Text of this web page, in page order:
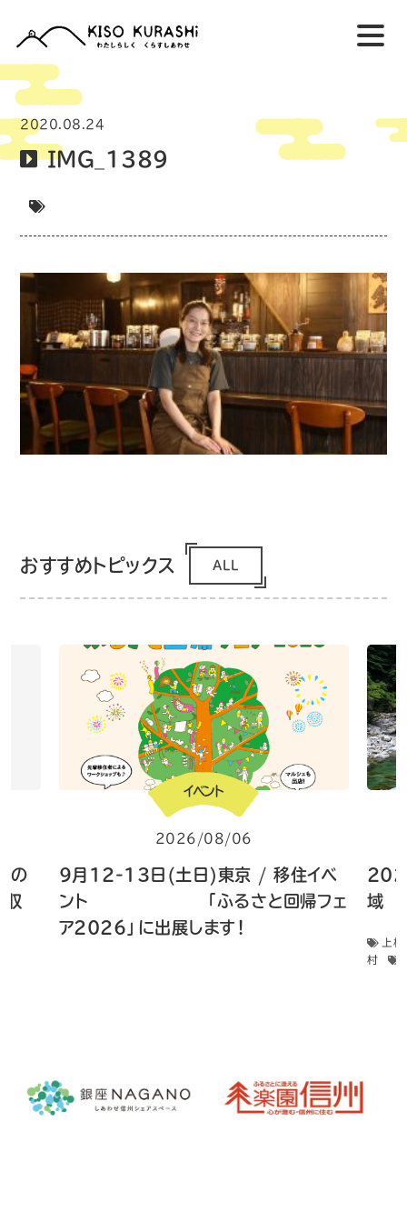
2020.08.24
IMG_1389
おすすめトピックス ALL
の
収
イベント
2026/08/06
9月12-13日(土日)東京 / 移住イベ
ント 「ふるさと回帰フェ
ア2026」に出展します！
域
上
村